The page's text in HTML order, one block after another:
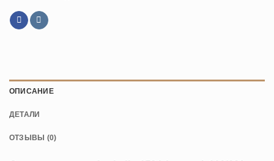
ОПИСАНИЕ
ДЕТАЛИ
ОТЗЫВЫ (0)